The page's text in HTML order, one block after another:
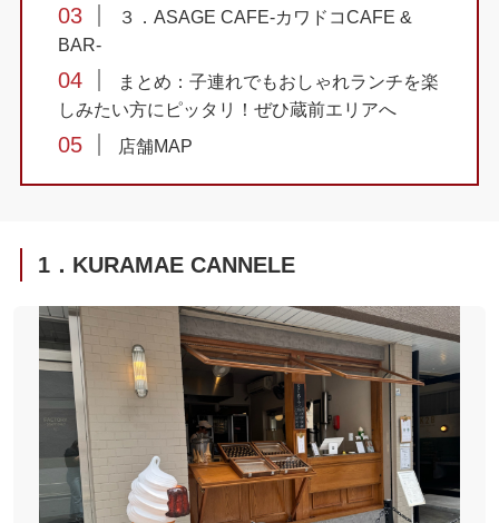
03
３．ASAGE CAFE-カワドコCAFE &
BAR-
04
まとめ：子連れでもおしゃれランチを楽
しみたい方にピッタリ！ぜひ蔵前エリアへ
05 店舗MAP
1．KURAMAE CANNELE